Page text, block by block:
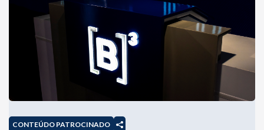
CONTEÚDO PATROCINADO